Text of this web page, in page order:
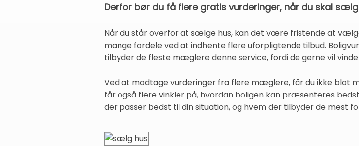
Derfor bør du få flere gratis vurderinger, når du skal
Når du står overfor at sælge hus, kan det være fristende at
mange fordele ved at indhente flere uforpligtende tilbud.
tilbyder de fleste mæglere denne service, fordi de gerne vil vinde
Ved at modtage vurderinger fra flere mæglere, får du ikke blot
får også flere vinkler på, hvordan boligen kan præsenteres
der passer bedst til din situation, og hvem der tilbyder de mest